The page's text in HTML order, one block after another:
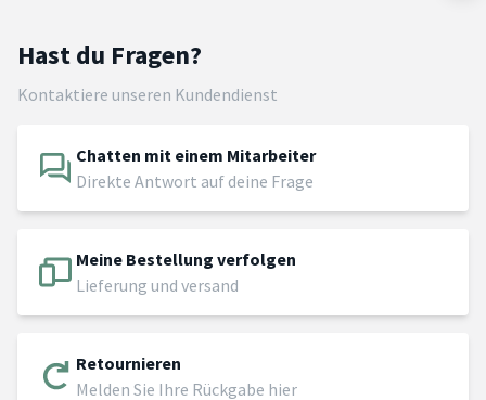
Hast du Fragen?
Kontaktiere unseren Kundendienst
Chatten mit einem Mitarbeiter
Direkte Antwort auf deine Frage
Meine Bestellung verfolgen
Lieferung und versand
Retournieren
Melden Sie Ihre Rückgabe hier